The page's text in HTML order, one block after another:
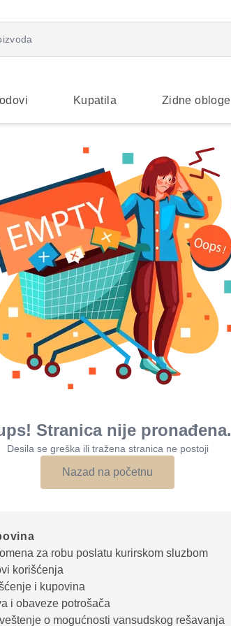
Kupatila Zidne obloge
Stranica nije pronađena.
Desila se greška ili tražena stranica ne postoji
Nazad na početnu
za robu poslatu kurirskom sluzbom
korišćenja
i kupovina
i obaveze potrošača
o mogućnosti vansudskog rešavanja